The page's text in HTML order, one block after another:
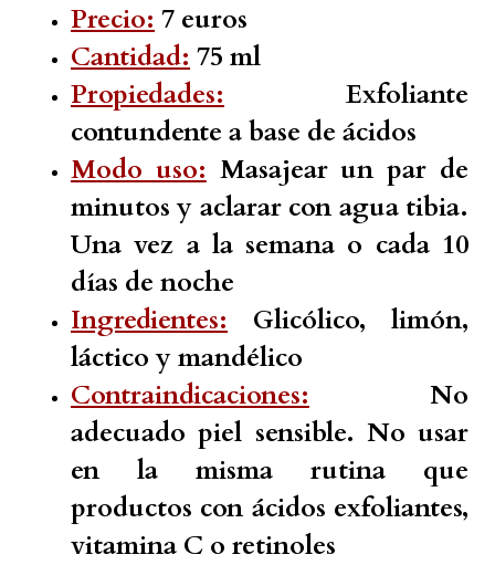
Precio: 7 euros
Cantidad: 75 ml
Propiedades: Exfoliante
contundente a base de ácidos
Modo uso: Masajear un par de
minutos y aclarar con agua tibia.
Una vez a la semana o cada 10
días de noche
Ingredientes: Glicólico, limón,
láctico y mandélico
Contraindicaciones: No
adecuado piel sensible. No usar
en la misma rutina que
productos con ácidos exfoliantes,
vitamina C o retinoles